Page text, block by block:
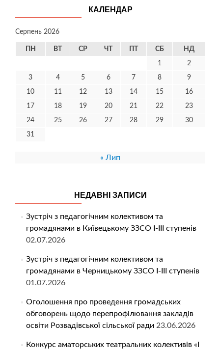
КАЛЕНДАР
Серпень 2026
ПН ВТ СР ЧТ ПТ СБ НД
1 2
3 4 5 6 7 8 9
10 11 12 13 14 15 16
17 18 19 20 21 22 23
24 25 26 27 28 29 30
31
« Лип
НЕДАВНІ ЗАПИСИ
Зустріч з педагогічним колективом та
громадянами в Київецькому ЗЗСО І-ІІІ ступенів
02.07.2026
Зустріч з педагогічним колективом та
громадянами в Черницькому ЗЗСО І-ІІІ ступенів
01.07.2026
Оголошення про проведення громадських
обговорень щодо перепрофілювання закладів
освіти Розвадівської сільської ради 23.06.2026
Конкурс аматорських театральних колективів «І